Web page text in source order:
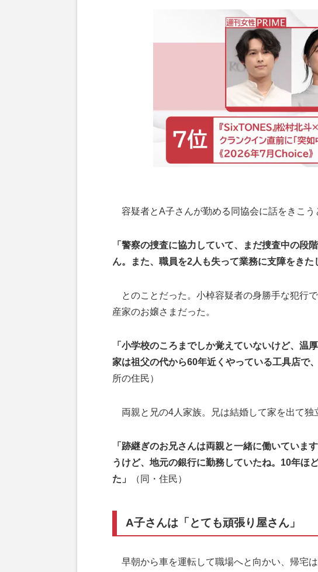
容疑者とA子さんが勤める同協会に話をきこう
「警察の捜査に協力していて、まだ捜査中の段
ん。また、職員を2人も失って業務に支障をき
とのことだった。小棹容疑者の身勝手な犯行
産家のお嬢さまだった。
「小学校のころまでしか覚えていないけど、温
家は祖父の代から60年近くやっている工具店で
所の住民）
両親と兄の4人家族。兄は結婚して家を出て独
「跡継ぎのお兄さんは両親と一緒に働いていま
うけど、地元の銀行に勤務していたね。10年ほ
た」
（同・住民）
A子さんは「とても頑張り屋さん」
早朝から車を運転して職場へと向かい、帰宅は